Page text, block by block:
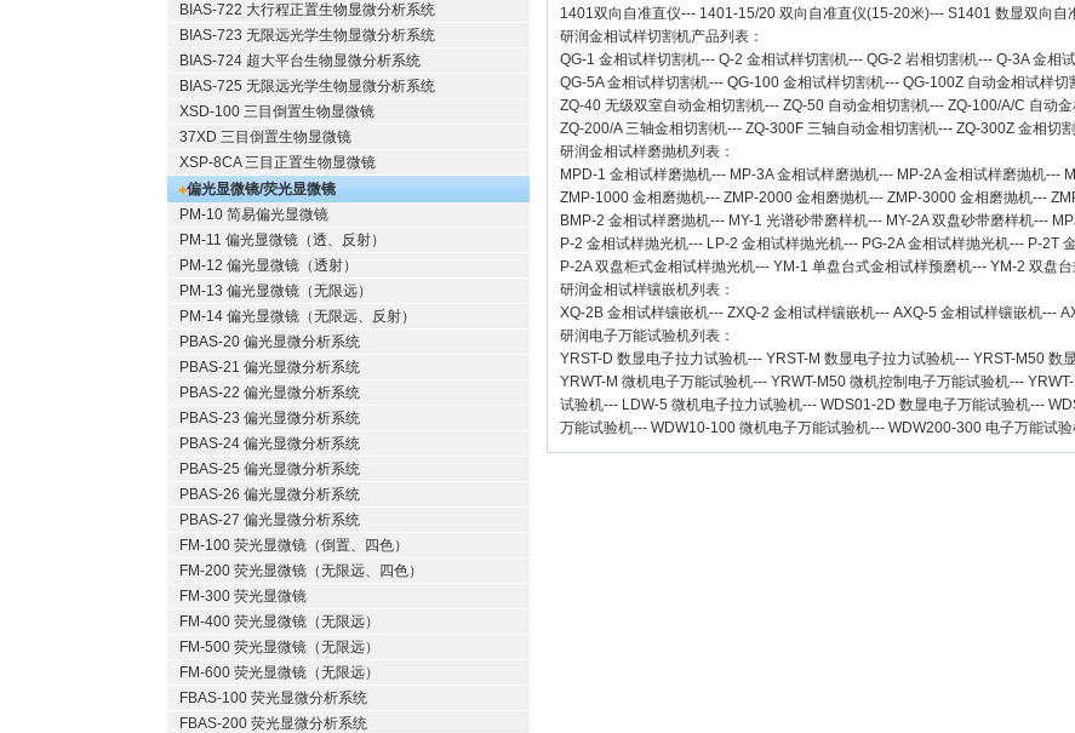
BIAS-722 大行程正置生物显微分析系统
BIAS-723 无限远光学生物显微分析系统
BIAS-724 超大平台生物显微分析系统
BIAS-725 无限远光学生物显微分析系统
XSD-100 三目倒置生物显微镜
37XD 三目倒置生物显微镜
XSP-8CA 三目正置生物显微镜
偏光显微镜/荧光显微镜
PM-10 简易偏光显微镜
PM-11 偏光显微镜（透、反射）
PM-12 偏光显微镜（透射）
PM-13 偏光显微镜（无限远）
PM-14 偏光显微镜（无限远、反射）
PBAS-20 偏光显微分析系统
PBAS-21 偏光显微分析系统
PBAS-22 偏光显微分析系统
PBAS-23 偏光显微分析系统
PBAS-24 偏光显微分析系统
PBAS-25 偏光显微分析系统
PBAS-26 偏光显微分析系统
PBAS-27 偏光显微分析系统
FM-100 荧光显微镜（倒置、四色）
FM-200 荧光显微镜（无限远、四色）
FM-300 荧光显微镜
FM-400 荧光显微镜（无限远）
FM-500 荧光显微镜（无限远）
FM-600 荧光显微镜（无限远）
FBAS-100 荧光显微分析系统
FBAS-200 荧光显微分析系统
1401双向自准直仪--- 1401-15/20 双向自准直仪(15-20米)--- S1401 数显双向自
研润金相试样切割机产品列表：
QG-1 金相试样切割机--- Q-2 金相试样切割机--- QG-2 岩相切割机--- Q-3A 金相
QG-5A 金相试样切割机--- QG-100 金相试样切割机--- QG-100Z 自动金相试样切
ZQ-40 无级双室自动金相切割机--- ZQ-50 自动金相切割机--- ZQ-100/A/C 自动
ZQ-200/A 三轴金相切割机--- ZQ-300F 三轴自动金相切割机--- ZQ-300Z 金相切
研润金相试样磨抛机列表：
MPD-1 金相试样磨抛机--- MP-3A 金相试样磨抛机--- MP-2A 金相试样磨抛机---
ZMP-1000 金相磨抛机--- ZMP-2000 金相磨抛机--- ZMP-3000 金相磨抛机---
BMP-2 金相试样磨抛机--- MY-1 光谱砂带磨样机--- MY-2A 双盘砂带磨样机---
P-2 金相试样抛光机--- LP-2 金相试样抛光机--- PG-2A 金相试样抛光机--- P-2T
P-2A 双盘柜式金相试样抛光机--- YM-1 单盘台式金相试样预磨机--- YM-2 双盘
研润金相试样镶嵌机列表：
XQ-2B 金相试样镶嵌机--- ZXQ-2 金相试样镶嵌机--- AXQ-5 金相试样镶嵌机---
研润电子万能试验机列表：
YRST-D 数显电子拉力试验机--- YRST-M 数显电子拉力试验机--- YRST-M50 数
YRWT-M 微机电子万能试验机--- YRWT-M50 微机控制电子万能试验机---
试验机--- LDW-5 微机电子拉力试验机--- WDS01-2D 数显电子万能试验机---
万能试验机--- WDW10-100 微机电子万能试验机--- WDW200-300 电子万能试